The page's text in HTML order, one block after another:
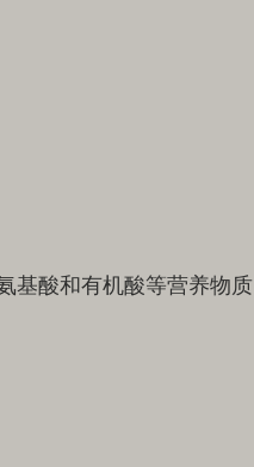
基酸和有机酸等营养物